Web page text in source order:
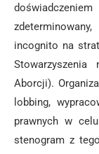
doświadczeniem
incognito na
Aborcji).
lobbing,
prawnych w
stenogram z